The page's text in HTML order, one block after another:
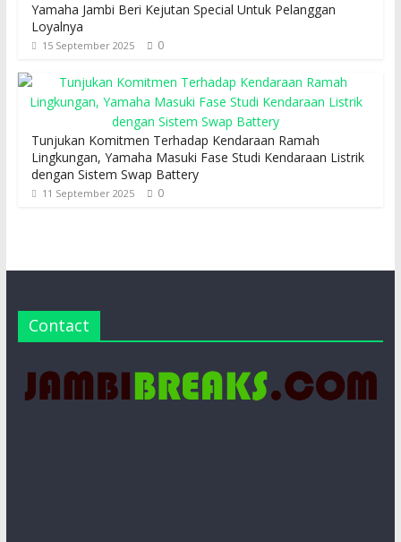
Yamaha Jambi Beri Kejutan Special Untuk Pelanggan
Loyalnya
15 September 2025 0
Tunjukan Komitmen Terhadap Kendaraan Ramah
Lingkungan, Yamaha Masuki Fase Studi Kendaraan Listrik
dengan Sistem Swap Battery
11 September 2025 0
Contact